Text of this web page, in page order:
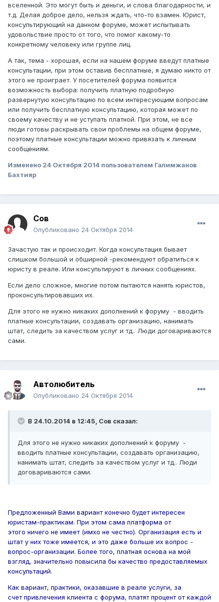
вселенной. Это могут быть и деньги, и слова благодарности, и
т.д. Делая доброе дело, нельзя ждать, что-то взамен. Юрист,
консультирующий на данном форуме, может испытывать
удовольствие просто от того, что помог какому-то
конкретному человеку или группе лиц.
А так, тема - хорошая, если на нашем форуме введут платные
консультации, при этом оставив бесплатные, я думаю никто от
этого не проиграет. У посетителей форума появится
возможность выбора: получить платную подробную
развернутую консультацию по всем интересующим вопросам
или получить бесплатную консультацию, которая может по
своему качеству и не уступать платной. При этом, не все
люди готовы раскрывать свои проблемы на общем форуме,
поэтому платные консультации можно привязать к личным
сообщениям.
Изменено 24 Октября 2014 пользователем Галимжанов
Бахтияр
Сов
Опубликовано 24 Октября 2014
Зачастую так и происходит. Когда консультация бывает
слишком большой и обширной -рекомендуют обратиться к
юристу в реале. Или консультируют в личных сообщениях.
Если дело сложное, многие потом пытаются нанять юристов,
проконсультировавших их.
Для этого не нужно никаких дополнений к форуму - вводить
платные консультации, создавать организацию, нанимать
штат, следить за качеством услуг и тд.. Люди договариваются
сами.
Автолюбитель
Опубликовано 24 Октября 2014
В 24.10.2014 в 12:45, Сов сказал:
Для этого не нужно никаких дополнений к форуму -
вводить платные консультации, создавать организацию,
нанимать штат, следить за качеством услуг и тд.. Люди
договариваются сами.
Предложенный Вами вариант конечно будет интересен
юристам-практикам. При этом сама платформа от
этого ничего не имеет (имхо не честно). Организация есть и
штат у них тоже имеется, и это даже больше их вопрос -
вопрос-организации. Более того, платная основа на мой
взгляд, значительно повысила бы качество предоставляемых
консультаций.
Как вариант, практики, оказавшие в реале услуги, за
счет привлечения клиента с форума, платят процент от каждой